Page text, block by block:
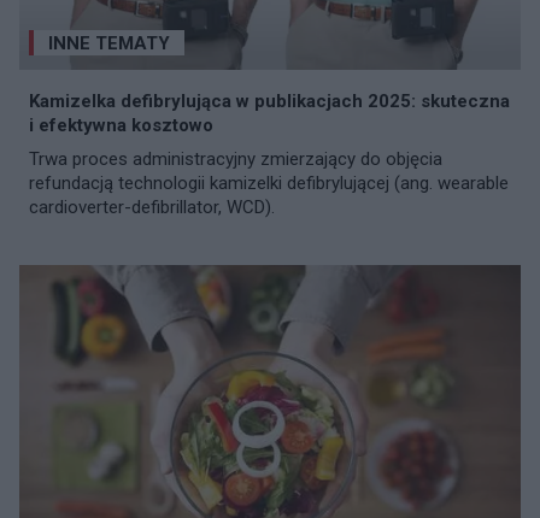
INNE TEMATY
Kamizelka defibrylująca w publikacjach 2025: skuteczna
i efektywna kosztowo
Trwa proces administracyjny zmierzający do objęcia
refundacją technologii kamizelki defibrylującej (ang. wearable
cardioverter-defibrillator, WCD).